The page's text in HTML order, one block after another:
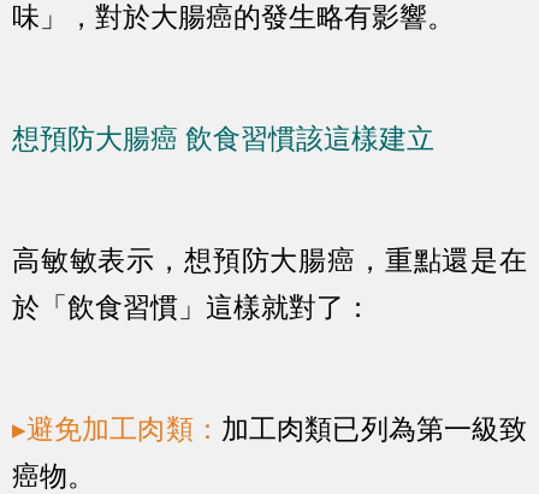
味」，對於大腸癌的發生略有影響。
想預防大腸癌 飲食習慣該這樣建立
高敏敏表示，想預防大腸癌，重點還是在
於「飲食習慣」這樣就對了：
▸避免加工肉類： 加工肉類已列為第一級致
癌物。